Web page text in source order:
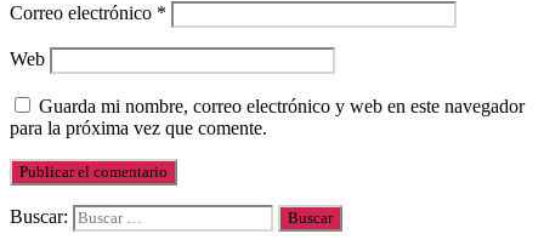
Correo electrónico *
Web
Guarda mi nombre, correo electrónico y web en este navegador
para la próxima vez que comente.
Buscar: